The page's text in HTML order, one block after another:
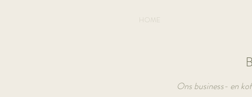
HOME
Ons business- en